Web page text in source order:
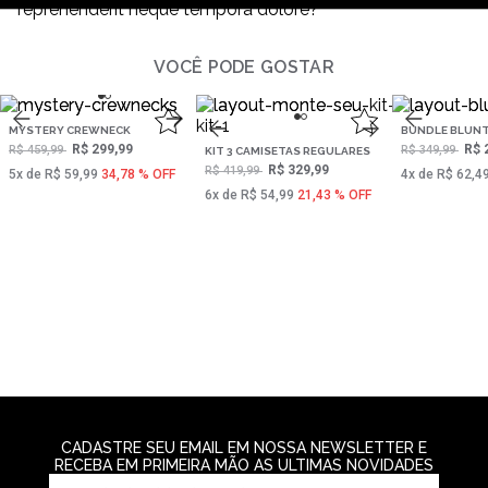
reprehenderit neque tempora dolore?
VOCÊ PODE GOSTAR
MYSTERY CREWNECK
R$ 459,99 R$ 299,99
5‌x de R$ 59,99 34,78 % OFF
KIT 3 CAMISETAS REGULARES
R$ 419,99 R$ 329,99
6‌x de R$ 54,99 21,43 % OFF
BUNDLE
R$ 349,99 R$
4‌x de R$
CADASTRE SEU EMAIL EM NOSSA NEWSLETTER E
RECEBA EM PRIMEIRA MÃO AS ULTIMAS NOVIDADES